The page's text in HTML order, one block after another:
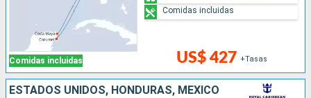
Comidas incluidas US$ 427 +Tasas
Comidas incluidas
ESTADOS UNIDOS, HONDURAS, MÉXICO